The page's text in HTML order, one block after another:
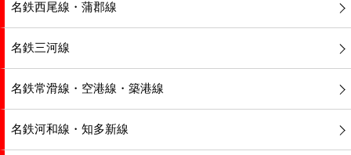
名鉄西尾線・蒲郡線
名鉄三河線
名鉄常滑線・空港線・築港線
名鉄河和線・知多新線